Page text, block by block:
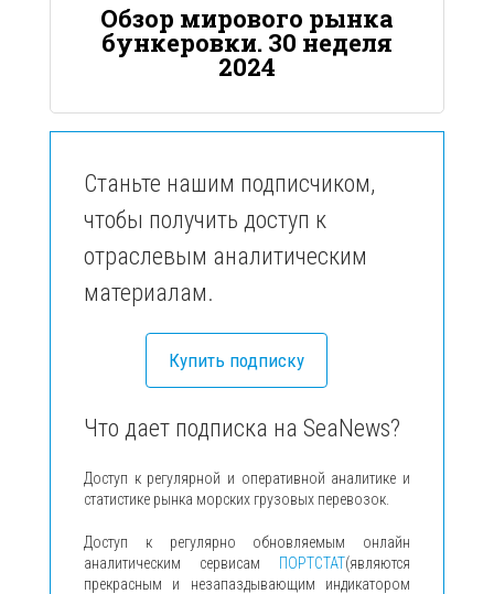
Обзор мирового рынка
бункеровки. 30 неделя
2024
Станьте нашим подписчиком,
чтобы получить доступ к
отраслевым аналитическим
материалам.
Купить подписку
Что дает подписка на SeaNews?
Доступ к регулярной и оперативной аналитике и
статистике рынка морских грузовых перевозок.
Доступ к регулярно обновляемым онлайн
аналитическим сервисам ПОРТСТАТ(являются
прекрасным и незапаздывающим индикатором